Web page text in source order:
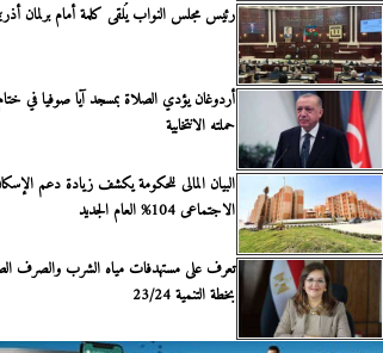
رئيس مجلس النواب يُلقى كلمة أمام برلمان
أردوغان يؤدي الصلاة بمسجد آيا صوفيا في
حملته الانتخابية
البيان المالى للحكومة يكشف زيادة دعم
الاجتماعى 104% العام الجديد
تعرف على مستهدفات مياه الشرب والصرف
بخطة التنمية 23/24